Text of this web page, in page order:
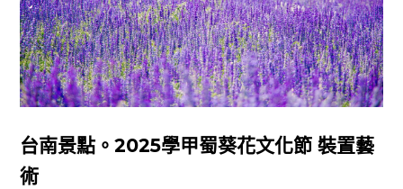
台南景點。2025學甲蜀葵花文化節 裝置藝
術